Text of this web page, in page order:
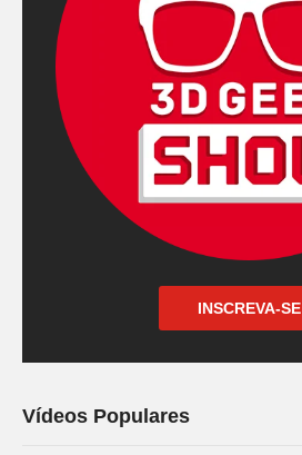
INSCREVA-SE
Vídeos Populares